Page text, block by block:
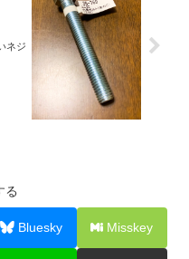
ネジ
る
Bluesky Misskey